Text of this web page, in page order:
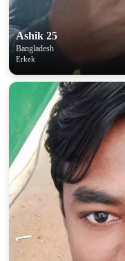
Ashik 25
Bangladesh
Erkek